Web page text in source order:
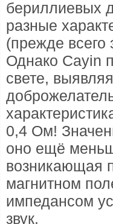
бериллиевых
разные
(прежде всего
Однако Cayin
свете,
0,4 Ом!
оно ещё
возникающая
магнитном
импедансом
звук.